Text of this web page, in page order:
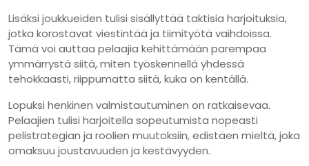
Lisäksi joukkueiden tulisi sisällyttää taktisia harjoituksia,
jotka korostavat viestintää ja tiimityötä vaihdoissa.
Tämä voi auttaa pelaajia kehittämään parempaa
ymmärrystä siitä, miten työskennellä yhdessä
tehokkaasti, riippumatta siitä, kuka on kentällä.
Lopuksi henkinen valmistautuminen on ratkaisevaa.
Pelaajien tulisi harjoitella sopeutumista nopeasti
pelistrategian ja roolien muutoksiin, edistäen mieltä, joka
omaksuu joustavuuden ja kestävyyden.